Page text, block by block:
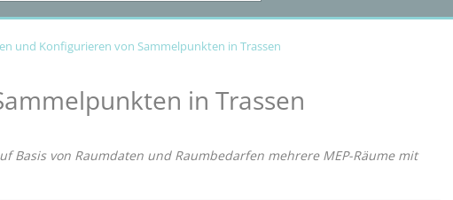
und Konfigurieren von Sammelpunkten in Trassen
in Trassen
von Raumdaten und Raumbedarfen mehrere MEP-Räume mit